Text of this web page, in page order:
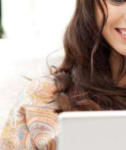
từ 1/1/2027, yêu cầu tạm
crypto trên 10.000 USD
hoặc ví tự quản. Fork BIP-
2 block rồi dừng do thiếu
block kéo dài nhiều giờ.
Lời khuyên từ chuyên gia:
lũy với tâm lý sợ hãi chiếm
FOMO, tập trung quản trị rủi
từ dòng vốn ETF (tuần tốt
trước khi gia tăng vị thế.